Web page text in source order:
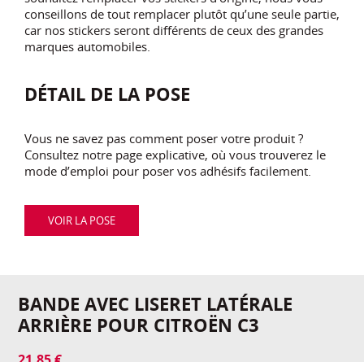
conseillons de tout remplacer plutôt qu’une seule partie,
car nos stickers seront différents de ceux des grandes
marques automobiles.
DÉTAIL DE LA POSE
Vous ne savez pas comment poser votre produit ?
Consultez notre page explicative, où vous trouverez le
mode d’emploi pour poser vos adhésifs facilement.
VOIR LA POSE
BANDE AVEC LISERET LATÉRALE
ARRIÈRE POUR CITROËN C3